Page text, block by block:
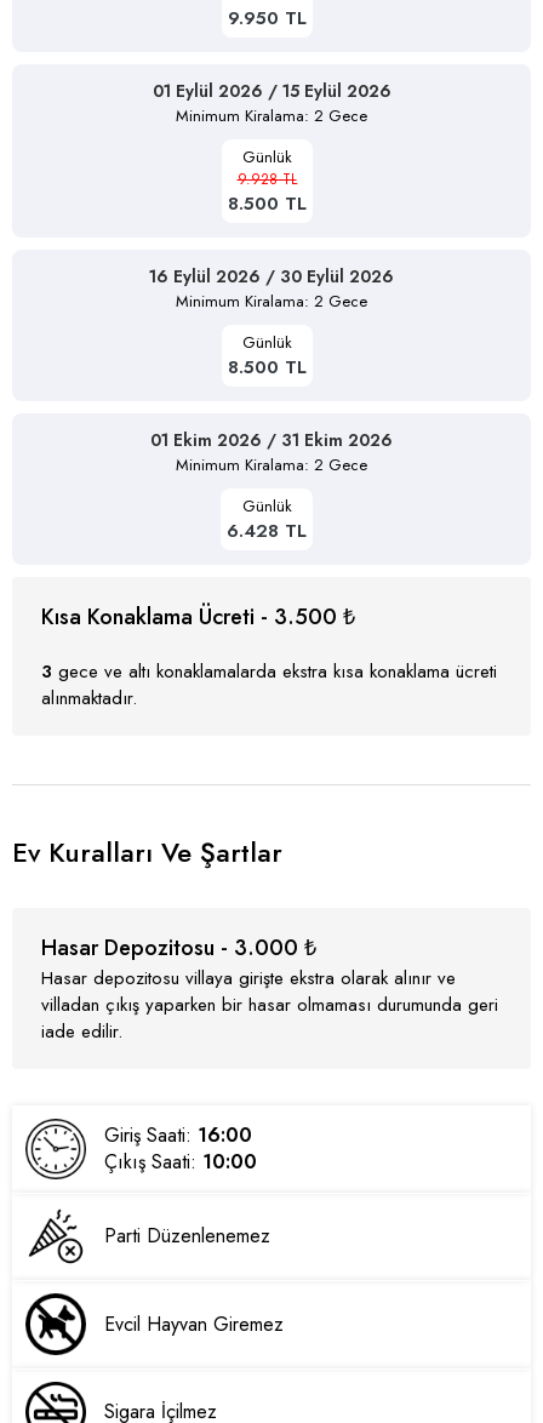
9.950 TL
01 Eylül 2026 / 15 Eylül 2026
Minimum Kiralama: 2 Gece
Günlük
9.928 TL
8.500 TL
16 Eylül 2026 / 30 Eylül 2026
Minimum Kiralama: 2 Gece
Günlük
8.500 TL
01 Ekim 2026 / 31 Ekim 2026
Minimum Kiralama: 2 Gece
Günlük
6.428 TL
Kısa Konaklama Ücreti - 3.500 ₺
3 gece ve altı konaklamalarda ekstra kısa konaklama ücreti
alınmaktadır.
Ev Kuralları Ve Şartlar
Hasar Depozitosu - 3.000 ₺
Hasar depozitosu villaya girişte ekstra olarak alınır ve
villadan çıkış yaparken bir hasar olmaması durumunda geri
iade edilir.
Giriş Saati: 16:00
Çıkış Saati: 10:00
Parti Düzenlenemez
Evcil Hayvan Giremez
Sigara İçilmez